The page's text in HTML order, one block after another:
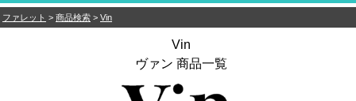
ファレット > 商品検索 > Vin
Vin
ヴァン 商品一覧